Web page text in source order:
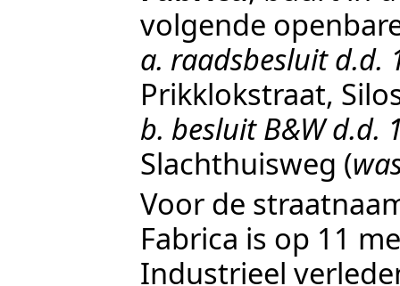
volgende
a. raadsbesluit d.d.
Prikklokstraat,
b. besluit B&W d.d.
Slachthuisweg (
Voor de
Fabrica is op 11
Industrieel